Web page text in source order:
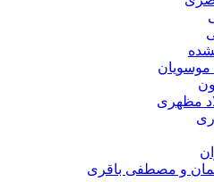
مصطفی باقری